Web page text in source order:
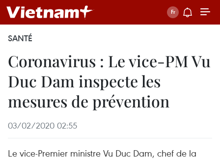
SANTÉ
Coronavirus : Le vice-PM Vu
Duc Dam inspecte les
mesures de prévention
03/02/2020 02:55
Le vice-Premier ministre Vu Duc Dam, chef de la